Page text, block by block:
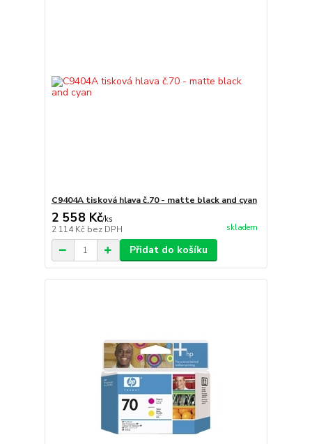
C9404A tisková hlava č.70 - matte black and cyan
2 558 Kč/ks
2 114 Kč bez DPH skladem
Přidat do košíku